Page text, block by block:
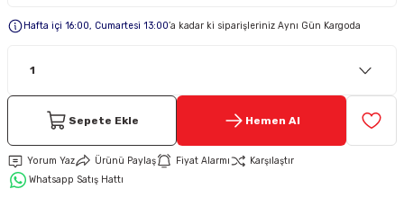
Hafta içi 16:00, Cumartesi 13:00’a kadar ki siparişleriniz Aynı Gün Kargoda
Sepete Ekle Hemen Al
Yorum Yaz Ürünü Paylaş Fiyat Alarmı
Karşılaştır
Whatsapp Satış Hattı